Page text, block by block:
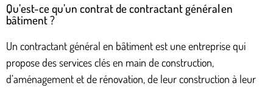
Qu’est-ce qu’un contrat de contractant général en
bâtiment ?
Un contractant général en bâtiment est une entreprise qui
propose des services clés en main de construction,
d’aménagement et de rénovation, de leur construction à leur